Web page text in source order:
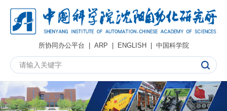
所协同办公平台 | ARP | ENGLISH| 中国科学院